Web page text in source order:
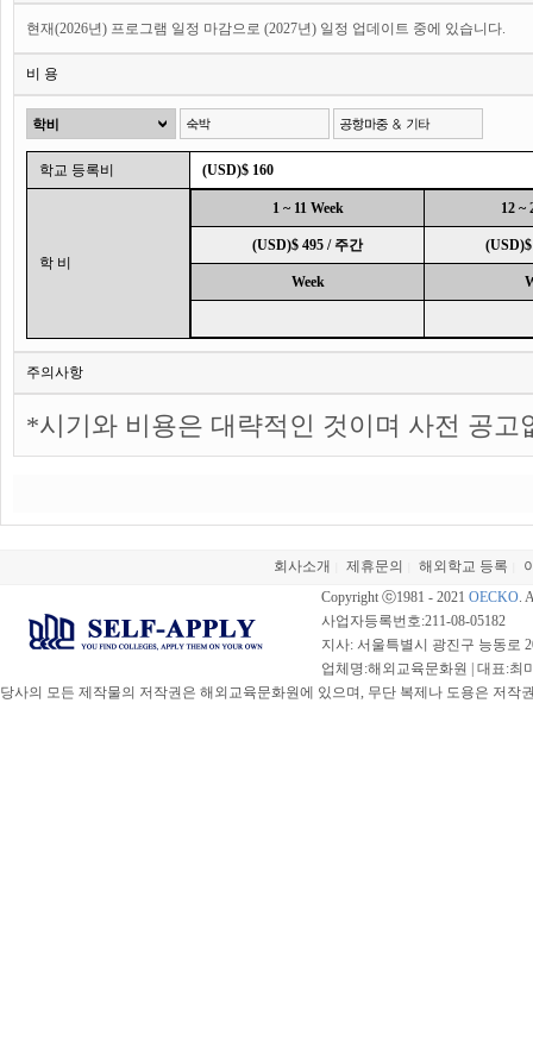
현재(2026년) 프로그램 일정 마감으로 (2027년) 일정 업데이트 중에 있습니다.
비 용
학교 등록비 (USD)$ 160
학 비
1 ~ 11 Week 12 ~
(USD)$ 495 / 주간
Week
주의사항
*시기와 비용은 대략적인 것이며 사전 공고
회사소개 제휴문의 해외학교 등록
Copyright ⓒ1981 - 2021 OECKO.
사업자등록번호:211-08-05182
지사: 서울특별시 광진구 능동로
업체명:해외교육문화원 | 대표:최
당사의 모든 제작물의 저작권은 해외교육문화원에 있으며, 무단 복제나 도용은 저